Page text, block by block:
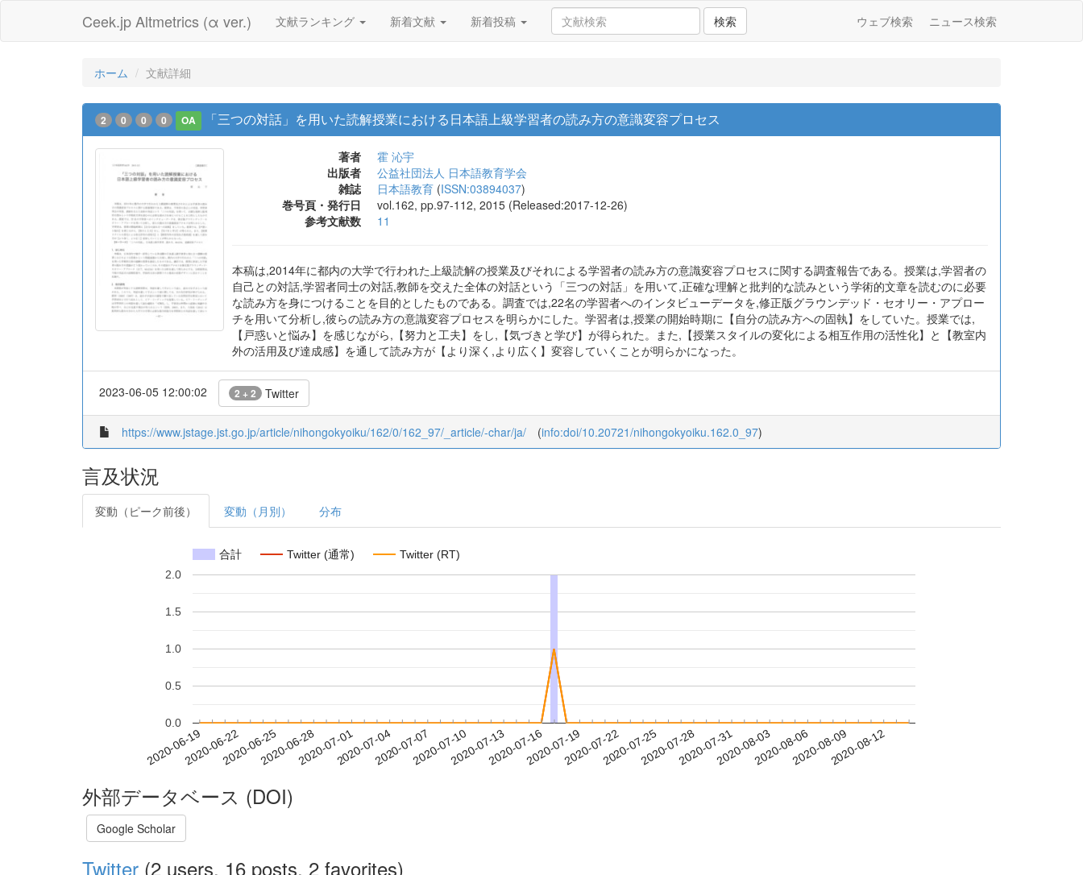
Ceek.jp Altmetrics (α ver.) 文献ランキング 新着文献 新着投稿 検索 ウェブ検索 ニュース検索
ホーム 文献詳細
2 0 0 0 OA 「三つの対話」を用いた読解授業における日本語上級学習者の読み方の意識変容プロセス
著者
霍 沁宇
出版者
公益社団法人 日本語教育学会
雑誌
日本語教育 (ISSN:03894037)
巻号頁・発行日
vol.162, pp.97-112, 2015 (Released:2017-12-26)
参考文献数
11
本稿は,2014年に都内の大学で行われた上級読解の授業及びそれによる学習者の読み方の意識変容プロセスに関する調査報告である。授業は,学習者の
自己との対話,学習者同士の対話,教師を交えた全体の対話という「三つの対話」を用いて,正確な理解と批判的な読みという学術的文章を読むのに必要
な読み方を身につけることを目的としたものである。調査では,22名の学習者へのインタビューデータを,修正版グラウンデッド・セオリー・アプロー
チを用いて分析し,彼らの読み方の意識変容プロセスを明らかにした。学習者は,授業の開始時期に【自分の読み方への固執】をしていた。授業では,
【戸惑いと悩み】を感じながら,【努力と工夫】をし,【気づきと学び】が得られた。また,【授業スタイルの変化による相互作用の活性化】と【教室内
外の活用及び達成感】を通して読み方が【より深く,より広く】変容していくことが明らかになった。
2023-06-05 12:00:02 2 + 2 Twitter
https://www.jstage.jst.go.jp/article/nihongokyoiku/162/0/162_97/_article/-char/ja/ (info:doi/10.20721/nihongokyoiku.162.0_97)
言及状況
変動（ピーク前後） 変動（月別） 分布
合計 Twitter (通常) Twitter (RT)
2020-06-192020-06-222020-06-252020-06-282020-07-012020-07-042020-07-072020-07-102020-07-132020-07-162020-07-192020-07-222020-07-252020-07-282020-07-312020-08-032020-08-062020-08-092020-08-12
0.0
0.5
1.0
1.5
2.0
外部データベース (DOI)
Google Scholar
Twitter (2 users, 16 posts, 2 favorites)